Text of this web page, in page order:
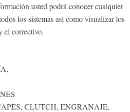
usted podrá conocer cualquier
los sistemas asì como visualizar los
el correctivo.
CLUTCH, ENGRANAJE,